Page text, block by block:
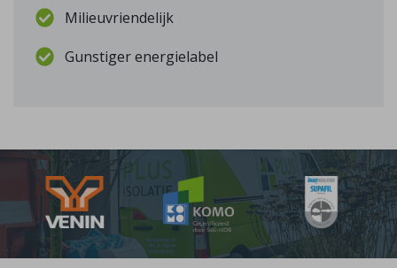
Milieuvriendelijk
Gunstiger energielabel